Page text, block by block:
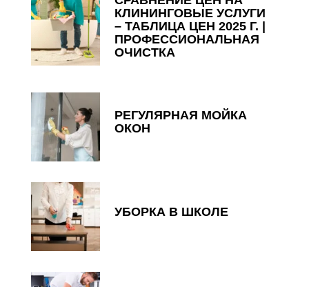
КЛИНИНГОВЫЕ УСЛУГИ
– ТАБЛИЦА ЦЕН 2025 Г. |
ПРОФЕССИОНАЛЬНАЯ
ОЧИСТКА
РЕГУЛЯРНАЯ МОЙКА
ОКОН
УБОРКА В ШКОЛЕ